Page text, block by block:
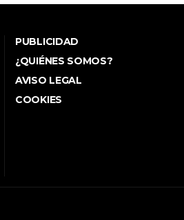
PUBLICIDAD
¿QUIÉNES SOMOS?
AVISO LEGAL
COOKIES